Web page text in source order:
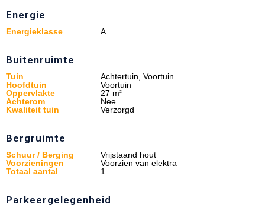
Energie
Energieklasse A
Buitenruimte
Tuin
Achtertuin, Voortuin
Hoofdtuin
Voortuin
Oppervlakte
27 m2
Achterom
Nee
Kwaliteit tuin
Verzorgd
Bergruimte
Schuur / Berging
Vrijstaand hout
Voorzieningen
Voorzien van elektra
Totaal aantal
1
Parkeergelegenheid